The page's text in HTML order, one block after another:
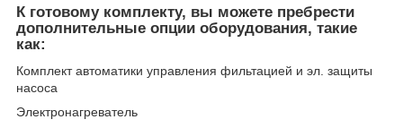
К готовому комплекту, вы можете пребрести
дополнительные опции оборудования, такие
как:
Комплект автоматики управления фильтацией и эл. защиты
насоса
Электронагреватель